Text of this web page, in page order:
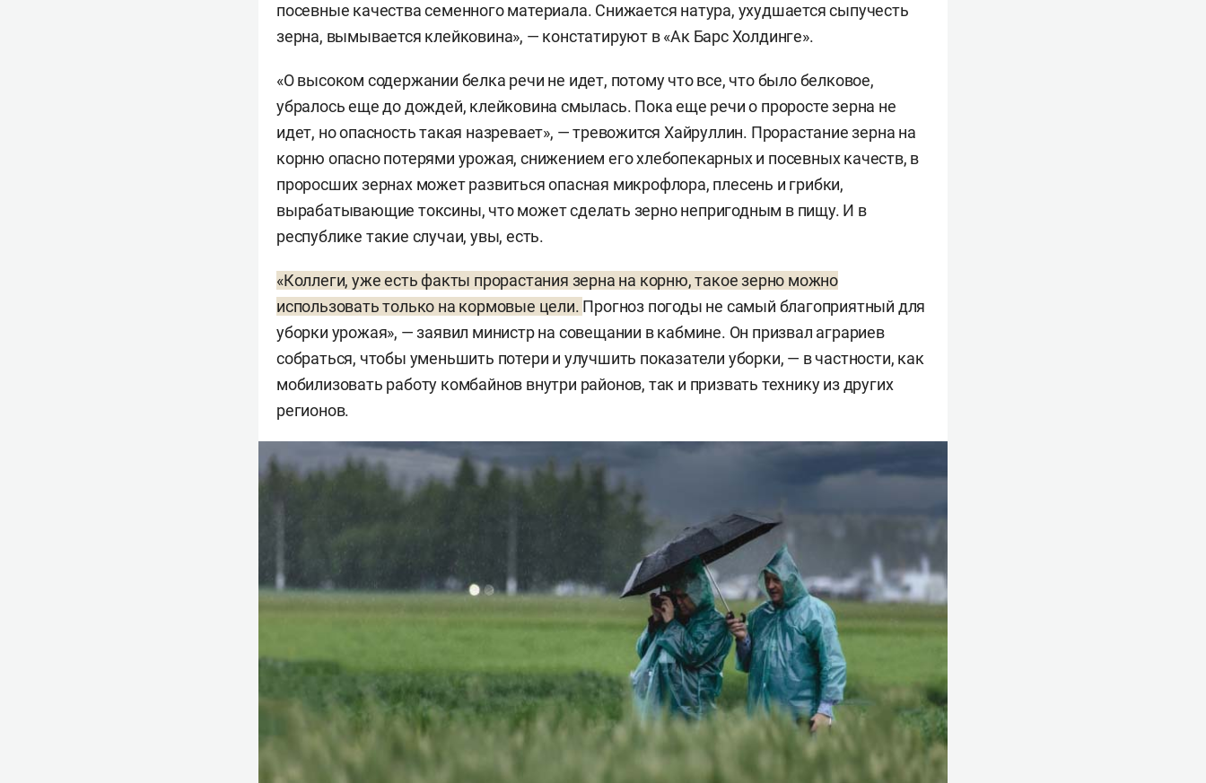
посевные качества семенного материала. Снижается натура, ухудшается сыпучесть
зерна, вымывается клейковина», — констатируют в «Ак Барс Холдинге».
«О высоком содержании белка речи не идет, потому что все, что было белковое,
убралось еще до дождей, клейковина смылась. Пока еще речи о проросте зерна не
идет, но опасность такая назревает», — тревожится Хайруллин. Прорастание зерна на
корню опасно потерями урожая, снижением его хлебопекарных и посевных качеств, в
проросших зернах может развиться опасная микрофлора, плесень и грибки,
вырабатывающие токсины, что может сделать зерно непригодным в пищу. И в
республике такие случаи, увы, есть.
«Коллеги, уже есть факты прорастания зерна на корню, такое зерно можно
использовать только на кормовые цели. Прогноз погоды не самый благоприятный для
уборки урожая», — заявил министр на совещании в кабмине. Он призвал аграриев
собраться, чтобы уменьшить потери и улучшить показатели уборки, — в частности, как
мобилизовать работу комбайнов внутри районов, так и призвать технику из других
регионов.